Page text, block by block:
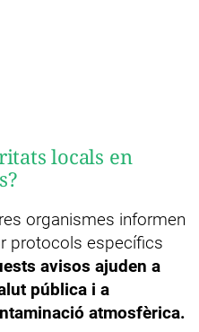
locals en
organismes informen
protocols específics
avisos ajuden a
pública i a
atmosfèrica.